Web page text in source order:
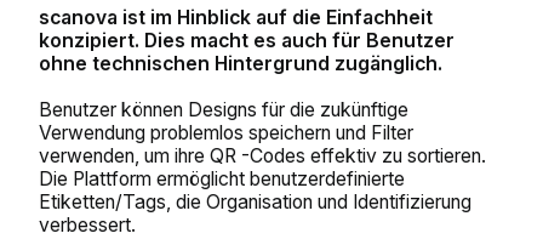
scanova ist im Hinblick auf die Einfachheit
konzipiert. Dies macht es auch für Benutzer
ohne technischen Hintergrund zugänglich.
Benutzer können Designs für die zukünftige
Verwendung problemlos speichern und Filter
verwenden, um ihre QR -Codes effektiv zu sortieren.
Die Plattform ermöglicht benutzerdefinierte
Etiketten/Tags, die Organisation und Identifizierung
verbessert.